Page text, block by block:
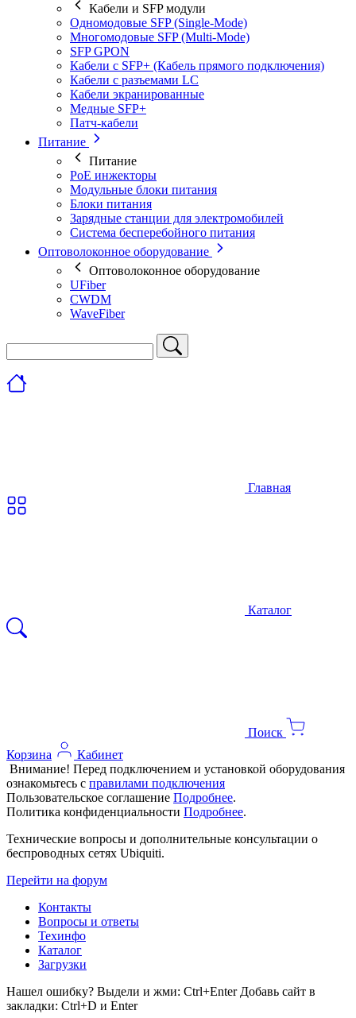
Кабели и SFP модули
Одномодовые SFP (Single-Mode)
Многомодовые SFP (Multi-Mode)
SFP GPON
Кабели с SFP+ (Кабель прямого подключения)
Кабели с разъемами LC
Кабели экранированные
Медные SFP+
Патч-кабели
Питание
Питание
PoE инжекторы
Модульные блоки питания
Блоки питания
Зарядные станции для электромобилей
Система бесперебойного питания
Оптоволоконное оборудование
Оптоволоконное оборудование
UFiber
CWDM
WaveFiber
Главная
Каталог
Поиск
Корзина
Кабинет
Внимание! Перед подключением и установкой оборудования
ознакомьтесь с правилами подключения
Пользовательское соглашение Подробнее.
Политика конфиденциальности Подробнее.
Технические вопросы и дополнительные консультации о
беспроводных сетях Ubiquiti.
Перейти на форум
Контакты
Вопросы и ответы
Техинфо
Каталог
Загрузки
Нашел ошибку? Выдели и жми: Ctrl+Enter Добавь сайт в
закладки: Ctrl+D и Enter